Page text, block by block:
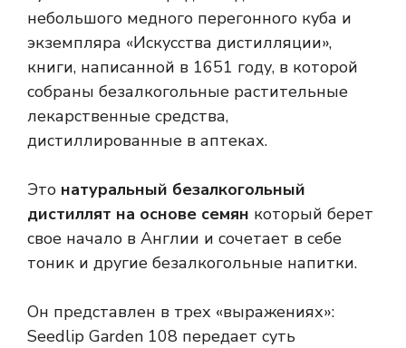
небольшого медного перегонного куба и
экземпляра «Искусства дистилляции»,
книги, написанной в 1651 году, в которой
собраны безалкогольные растительные
лекарственные средства,
дистиллированные в аптеках.
Это натуральный безалкогольный
дистиллят на основе семян который берет
свое начало в Англии и сочетает в себе
тоник и другие безалкогольные напитки.
Он представлен в трех «выражениях»:
Seedlip Garden 108 передает суть